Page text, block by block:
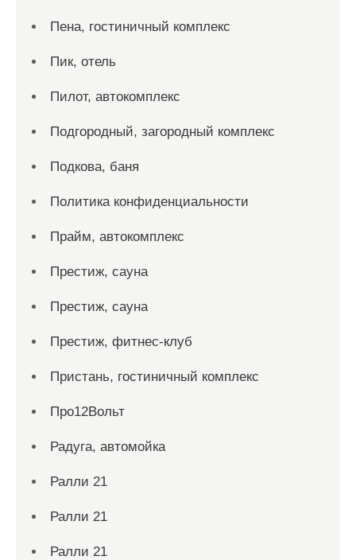
Пена, гостиничный комплекс
Пик, отель
Пилот, автокомплекс
Подгородный, загородный комплекс
Подкова, баня
Политика конфиденциальности
Прайм, автокомплекс
Престиж, сауна
Престиж, сауна
Престиж, фитнес-клуб
Пристань, гостиничный комплекс
Про12Вольт
Радуга, автомойка
Ралли 21
Ралли 21
Ралли 21